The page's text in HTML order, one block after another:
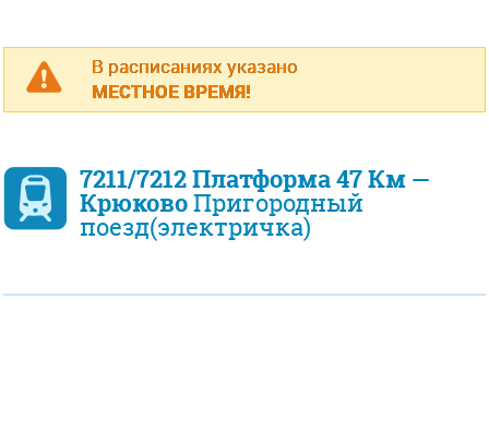
В расписаниях указано
МЕСТНОЕ ВРЕМЯ!
7211/7212 Платформа 47 Км —
КрюковоПригородный
поезд(электричка)